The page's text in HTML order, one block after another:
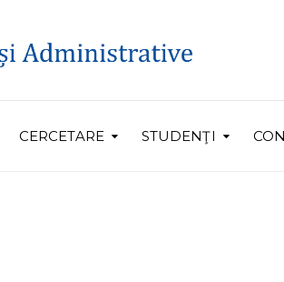
CERCETARE STUDENŢI